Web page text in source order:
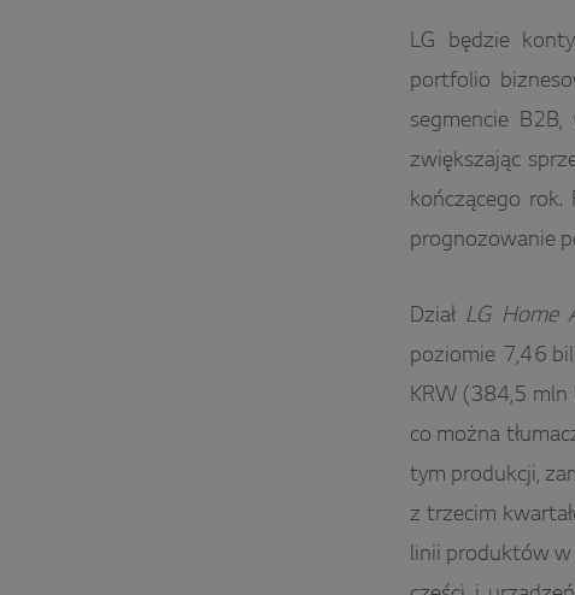
LG będzie
portfolio
segmencie
zwiększając
kończącego rok.
prognozowanie
Dział LG Home
poziomie 7,46
KRW (384,5 mln
co można
tym produkcji,
z trzecim
linii produktów w